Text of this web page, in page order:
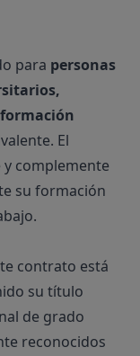
para personas
El
complemente
su formación
contrato está
su título
de grado
reconocidos